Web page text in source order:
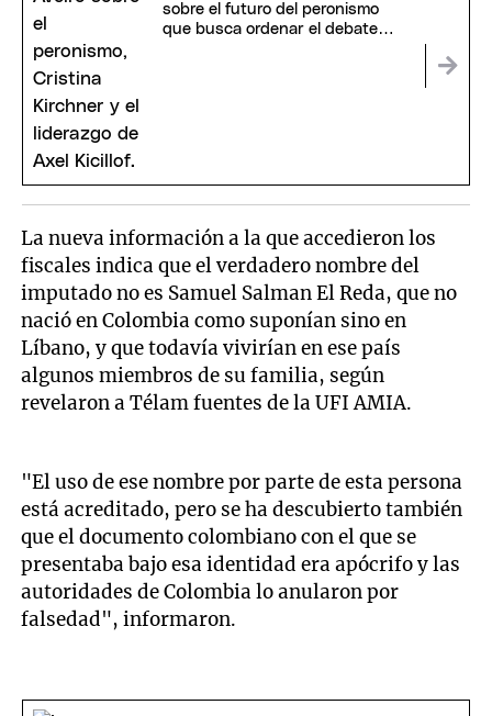
sobre el futuro del peronismo
que busca ordenar el debate
La nueva información a la que accedieron los
fiscales indica que el verdadero nombre del
imputado no es Samuel Salman El Reda, que no
nació en Colombia como suponían sino en
Líbano, y que todavía vivirían en ese país
algunos miembros de su familia, según
revelaron a Télam fuentes de la UFI AMIA.
"El uso de ese nombre por parte de esta persona
está acreditado, pero se ha descubierto también
que el documento colombiano con el que se
presentaba bajo esa identidad era apócrifo y las
autoridades de Colombia lo anularon por
falsedad", informaron.